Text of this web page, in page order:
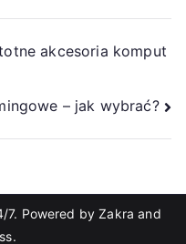
akcesoria komput
– jak wybrać?
7. Powered byZakra and
.